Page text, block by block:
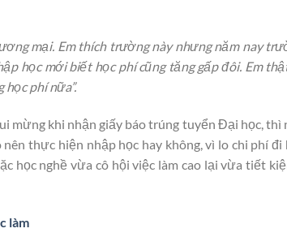
mại. Em thích trường này nhưng năm nay
học mới biết học phí cũng tăng gấp đôi. Em
phí nữa”.
mừng khi nhận giấy báo trúng tuyển Đại học, thì
thực hiện nhập học hay không, vì lo chi phí đi
học nghề vừa cô hội việc làm cao lại vừa tiết
làm